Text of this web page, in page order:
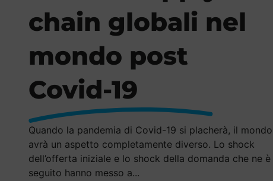
chain globali nel
mondo post
Covid-19
Quando la pandemia di Covid-19 si placherà, il mondo
avrà un aspetto completamente diverso. Lo shock
dell’offerta iniziale e lo shock della domanda che ne è
seguito hanno messo a...